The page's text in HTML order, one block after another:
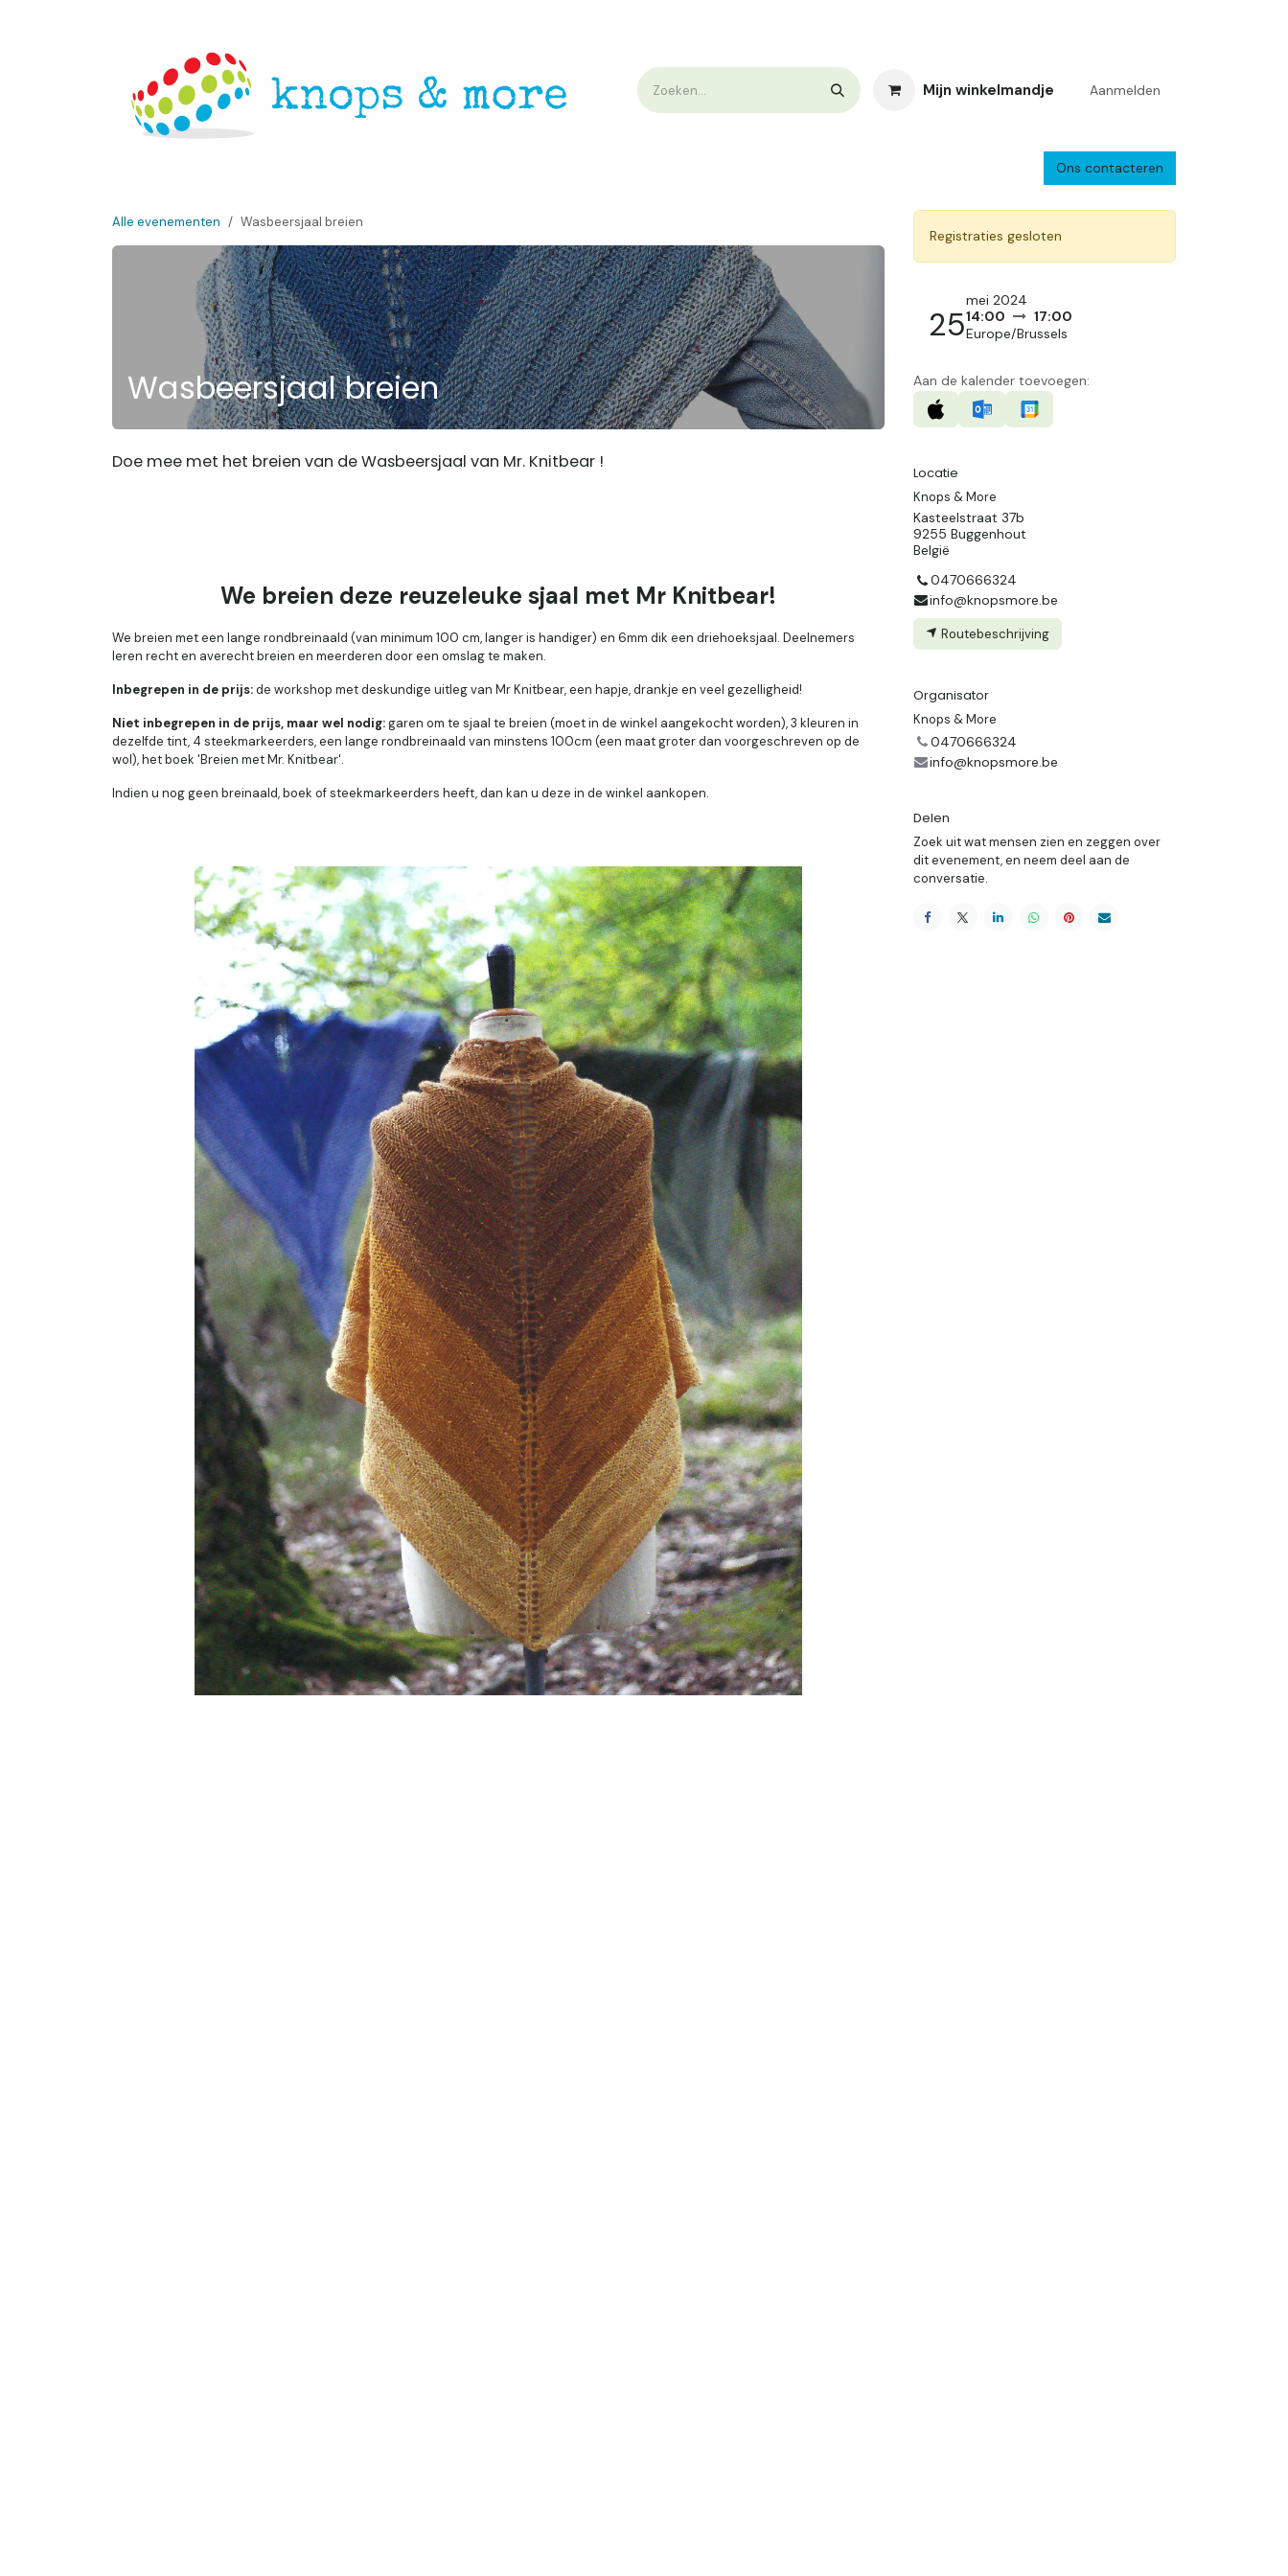
Mijn winkelmandje Aanmelden
Parkeren Bedrijf Verzenden en
Ons contacteren
Alle evenementen Wasbeersjaal breien
Wasbeersjaal breien
Doe mee met het breien van de Wasbeersjaal van Mr. Knitbear !
We breien deze reuzeleuke sjaal met Mr Knitbear!
We breien met een lange rondbreinaald (van minimum 100 cm, langer is handiger) en 6mm dik een driehoeksjaal. Deelnemers
leren recht en averecht breien en meerderen door een omslag te maken.
Inbegrepen in de prijs:de workshop met deskundige uitleg van Mr Knitbear, een hapje, drankje en veel gezelligheid!
Niet inbegrepen in de prijs, maar wel nodig:garen om te sjaal te breien (moet in de winkel aangekocht worden), 3 kleuren in
dezelfde tint, 4 steekmarkeerders, een lange rondbreinaald van minstens 100cm (een maat groter dan voorgeschreven op de
wol), het boek 'Breien met Mr. Knitbear'.
Indien u nog geen breinaald, boek of steekmarkeerders heeft, dan kan u deze in de winkel aankopen.
Registraties gesloten
25
mei 2024
14:00
17:00
Europe/Brussels
Aan de kalender toevoegen:
Locatie
Knops & More
Kasteelstraat 37b
9255 Buggenhout
België
0470666324
info@knopsmore.be
Routebeschrijving
Organisator
Knops & More
0470666324
info@knopsmore.be
Delen
Zoek uit wat mensen zien en zeggen over
dit evenement, en neem deel aan de
conversatie.